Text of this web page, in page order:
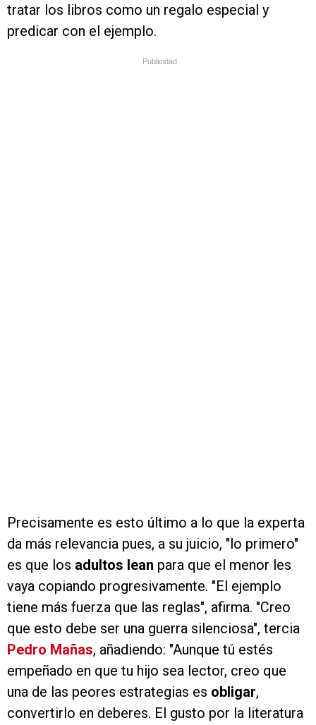
tratar los libros como un regalo especial y
predicar con el ejemplo.
Publicidad
Precisamente es esto último a lo que la experta
da más relevancia pues, a su juicio, "lo primero"
es que los adultos lean para que el menor les
vaya copiando progresivamente. "El ejemplo
tiene más fuerza que las reglas", afirma. "Creo
que esto debe ser una guerra silenciosa", tercia
Pedro Mañas, añadiendo: "Aunque tú estés
empeñado en que tu hijo sea lector, creo que
una de las peores estrategias es obligar,
convertirlo en deberes. El gusto por la literatura